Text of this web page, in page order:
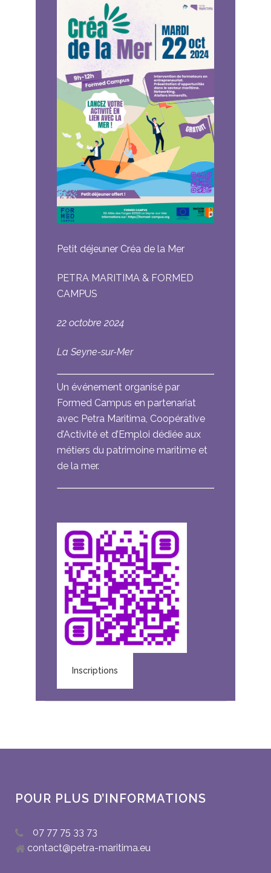
Petit déjeuner Créa de la Mer
PETRA MARITIMA & FORMED
CAMPUS
22 octobre 2024
La Seyne-sur-Mer
Un événement organisé par
Formed Campus en partenariat
avec Petra Maritima, Coopérative
d’Activité et d’Emploi dédiée aux
métiers du patrimoine maritime et
de la mer.
Inscriptions
POUR PLUS D’INFORMATIONS
07 77 75 33 73
contact@petra-maritima.eu